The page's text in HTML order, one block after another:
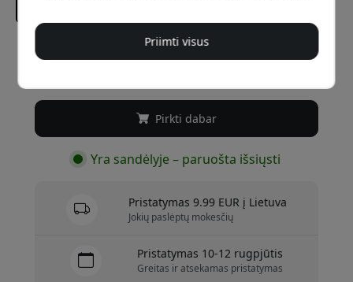
Rekomenduojama kaina
Pirkti dabar
Yra sandėlyje – paruošta išsiųsti
Pristatymas 9.99 EUR į Lietuva
Jokių paslėptų mokesčių
Pristatymas 10-12 rugpjūtis
Greitas ir atsekamas pristatymas
Priimti visus